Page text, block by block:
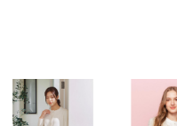
３．未成
「
每筆
付款後門